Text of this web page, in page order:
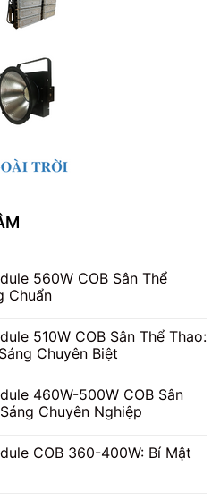
560W COB Sân Thể
Chuẩn
510W COB Sân Thể Thao:
Chuyên Biệt
460W-500W COB Sân
Chuyên Nghiệp
COB 360-400W: Bí Mật